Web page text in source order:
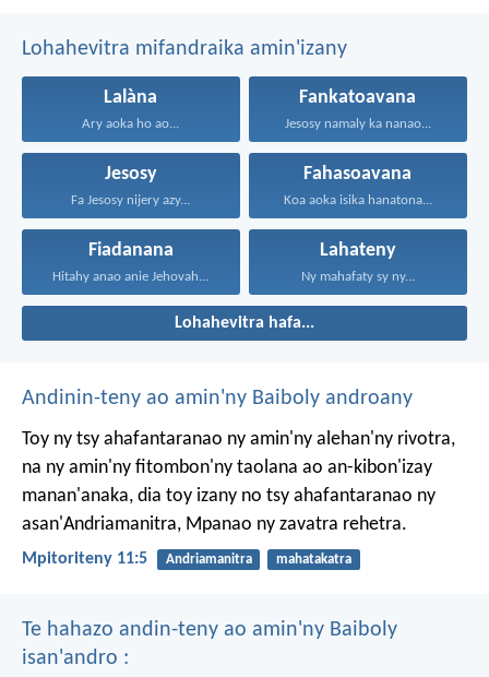
Lohahevitra mifandraika amin'izany
Lalàna
Ary aoka ho ao...
Fankatoavana
Jesosy namaly ka nanao...
Jesosy
Fa Jesosy nijery azy...
Fahasoavana
Koa aoka isika hanatona...
Fiadanana
Hitahy anao anie Jehovah...
Lahateny
Ny mahafaty sy ny...
Lohahevitra hafa...
Andinin-teny ao amin'ny Baiboly androany
Toy ny tsy ahafantaranao ny amin'ny alehan'ny rivotra,
na ny amin'ny fitombon'ny taolana ao an-kibon'izay
manan'anaka, dia toy izany no tsy ahafantaranao ny
asan'Andriamanitra, Mpanao ny zavatra rehetra.
Mpitoriteny 11:5 Andriamanitra mahatakatra
Te hahazo andin-teny ao amin'ny Baiboly
isan'andro :